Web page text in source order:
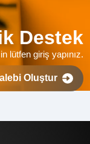
Destek
lütfen giriş yapınız.
Oluştur